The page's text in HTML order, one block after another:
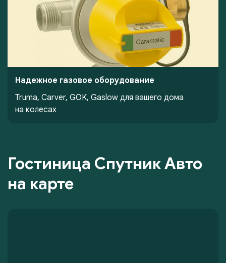
Надежное газовое оборудование
Truma, Carver, GOK, Gaslow для вашего дома
на колесах
Гостиница Спутник Авто
на карте